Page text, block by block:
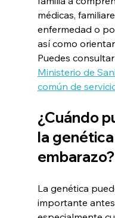
médicas,
enfermedad o
así como
Puedes
Ministerio de
común de
¿Cuándo
la
embarazo?
La genética
importante